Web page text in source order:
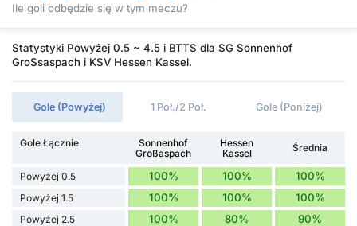
Ile goli odbędzie się w tym meczu?
Statystyki Powyżej 0.5 ~ 4.5 i BTTS dla SG Sonnenhof
GroSsaspach i KSV Hessen Kassel.
Gole (Powyżej) 1 Poł./2 Poł. Gole (Poniżej)
Gole Łącznie
Sonnenhof
Großaspach
Hessen
Kassel
Średnia
Powyżej 0.5 100% 100% 100%
Powyżej 1.5 100% 100% 100%
Powyżej 2.5 100% 80% 90%